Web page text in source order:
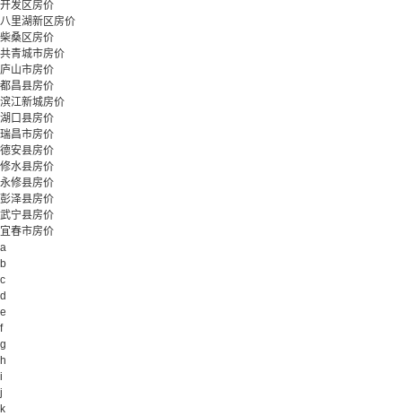
开发区房价
八里湖新区房价
柴桑区房价
共青城市房价
庐山市房价
都昌县房价
滨江新城房价
湖口县房价
瑞昌市房价
德安县房价
修水县房价
永修县房价
彭泽县房价
武宁县房价
宜春市房价
a
b
c
d
e
f
g
h
i
j
k